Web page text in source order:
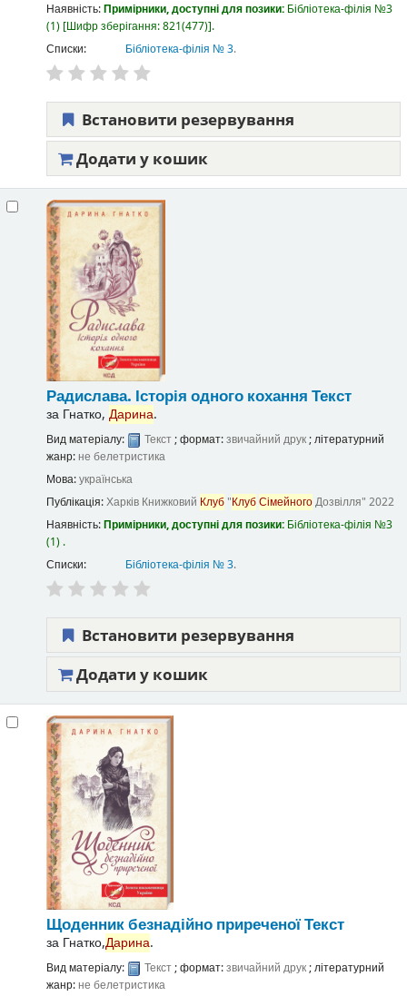
Наявність:Примірники, доступні для позики: Бібліотека-філія №3
(1) Шифр зберігання:821(477) .
Списки:
Бібліотека-філія № 3.
Встановити резервування
Додати у кошик
Радислава. Історія одного кохання Текст
за Гнатко, Дарина.
Вид матеріалу: Текст; формат:звичайний друк; літературний
жанр: не белетристика
Мова:українська
Публікація:Харків Книжковий Клуб"КлубСімейногоДозвілля" 2022
Наявність:Примірники, доступні для позики: Бібліотека-філія №3
(1) .
Списки:
Бібліотека-філія № 3.
Встановити резервування
Додати у кошик
Щоденник безнадійно приреченоїТекст
за Гнатко,Дарина.
Вид матеріалу: Текст; формат:звичайний друк; літературний
жанр:не белетристика